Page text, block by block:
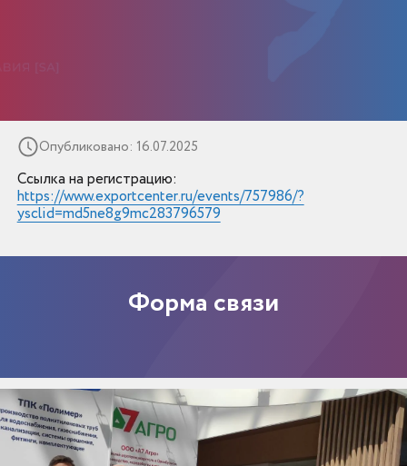
Опубликовано: 16.07.2025
Ссылка на регистрацию:
https://www.exportcenter.ru/events/757986/?
ysclid=md5ne8g9mc283796579
Форма связи